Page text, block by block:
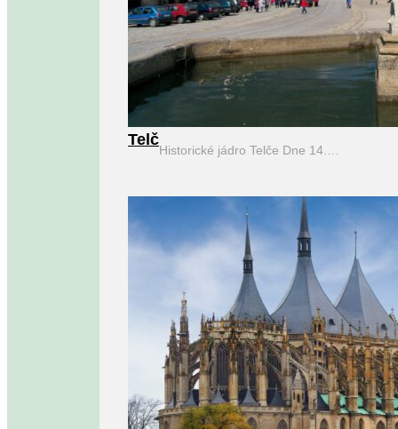
Telč
Historické jádro Telče Dne 14.…